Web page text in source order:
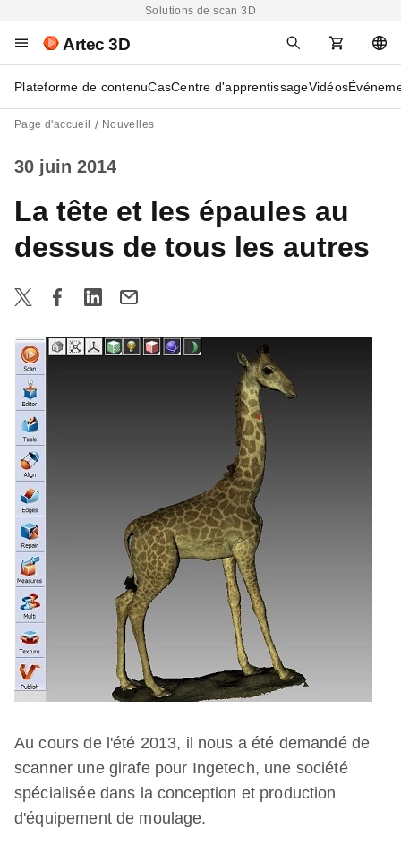
Solutions de scan 3D
Artec 3D
Plateforme de contenuCasCentre d'apprentissageVidéos
Page d'accueil Nouvelles
30 juin 2014
La tête et les épaules au
dessus de tous les autres
Au cours de l'été 2013, il nous a été demandé de
scanner une girafe pour Ingetech, une société
spécialisée dans la conception et production
d'équipement de moulage.